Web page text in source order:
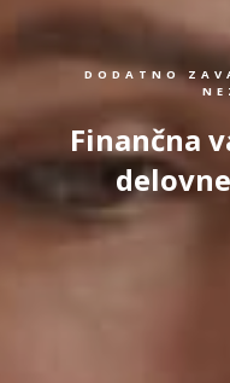
DODATNO
Finančna